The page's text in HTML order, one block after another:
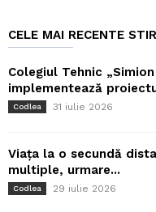
CELE MAI RECENTE
Colegiul Tehnic
implementează
Codlea 31 iulie 2026
Viața la o secundă
multiple, urmare...
Codlea 29 iulie 2026